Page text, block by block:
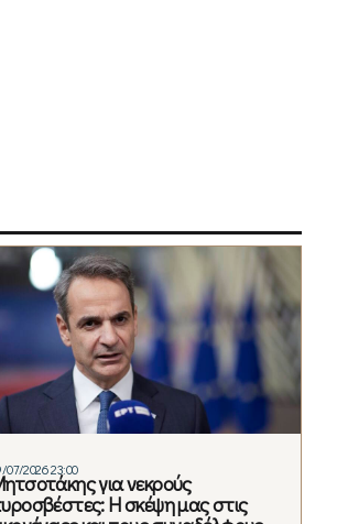
07/2026 23:00
για νεκρούς
Η σκέψη μας στις